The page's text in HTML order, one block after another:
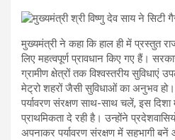
मुख्यमंत्री ने कहा कि हाल ही में प्रस्तुत
लिए महत्वपूर्ण प्रावधान किए गए हैं।
ग्रामीण क्षेत्रों तक विश्वस्तरीय सुविधाएं
मेट्रो शहरों जैसी सुविधाओं का अनुभव
पर्यावरण संरक्षण साथ-साथ चलें, इस दिशा
प्राथमिकता दे रही है। उन्होंने
अपनाकर पर्यावरण संरक्षण में सहभागी बनें